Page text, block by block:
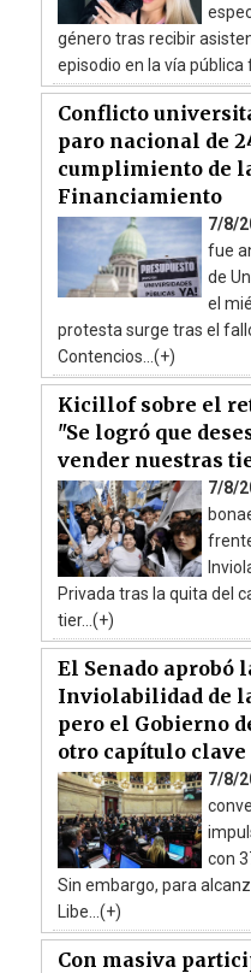
género tras recibir
episodio en la vía pública
Conflicto
paro nacional de
cumplimiento de
Financiamiento
7/8/
fue
de
el
protesta surge tras el
Contencios...(+)
Kicillof sobre el
"Se logró que
vender nuestras
7/8/
Privada tras la quita del
tier...(+)
El Senado aprobó
Inviolabilidad de
pero el Gobierno
otro capítulo clave
7/8/
con
Sin embargo, para
Libe...(+)
Con masiva